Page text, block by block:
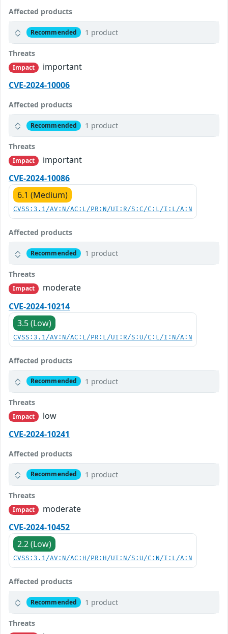
Affected products
Recommended 1 product
Threats
Impact
important
CVE-2024-10006
Affected products
Recommended 1 product
Threats
Impact
important
CVE-2024-10086
6.1 (Medium)
CVSS:3.1/AV:N/AC:L/PR:N/UI:R/S:C/C:L/I:L/A:N
Affected products
Recommended 1 product
Threats
Impact
moderate
CVE-2024-10214
3.5 (Low)
CVSS:3.1/AV:N/AC:L/PR:L/UI:R/S:U/C:L/I:N/A:N
Affected products
Recommended 1 product
Threats
Impact
low
CVE-2024-10241
Affected products
Recommended 1 product
Threats
Impact
moderate
CVE-2024-10452
2.2 (Low)
CVSS:3.1/AV:N/AC:H/PR:H/UI:N/S:U/C:N/I:L/A:N
Affected products
Recommended 1 product
Threats